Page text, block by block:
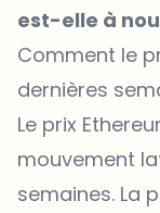
est-elle à
Comment le
dernières
Le prix
mouvement
semaines. La